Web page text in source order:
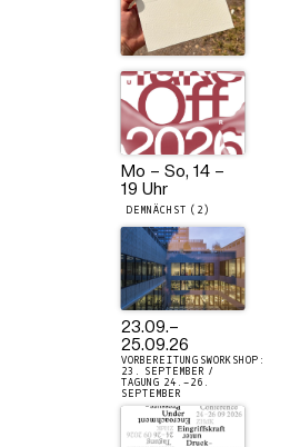
Mo – So, 14 –
19 Uhr
DEMNÄCHST (2)
23.09.–
25.09.26
VORBEREITUNGSWORKSHOP:
23. SEPTEMBER /
TAGUNG 24.–26.
SEPTEMBER